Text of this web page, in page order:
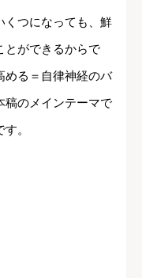
くつになっても、鮮
とができるからで
める＝自律神経のバ
稿のメインテーマで
。